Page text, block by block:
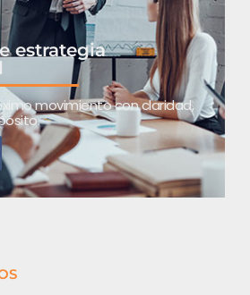
estrategia
movimiento con claridad,